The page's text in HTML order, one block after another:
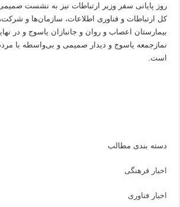
روز پایانی سفر وزیر ارتباطات نیز به نشست
کل ارتباطات و فناوری اطلاعات، سازمان‌ها و
بیمارستان اعصاب و روان و جانبازان یاسوج و در
نمازجمعه یاسوج و دیدار صمیمی و بی‌واسطه با
است.
دسته بندی مطالب
اخبار فرهنگی
اخبار فناوری